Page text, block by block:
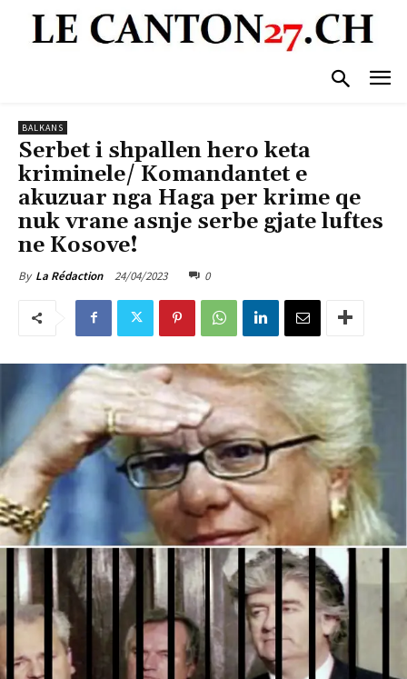
BALKANS
Serbet i shpallen hero keta
kriminele/ Komandantet e
akuzuar nga Haga per krime qe
nuk vrane asnje serbe gjate luftes
ne Kosove!
By La Rédaction 24/04/2023 0